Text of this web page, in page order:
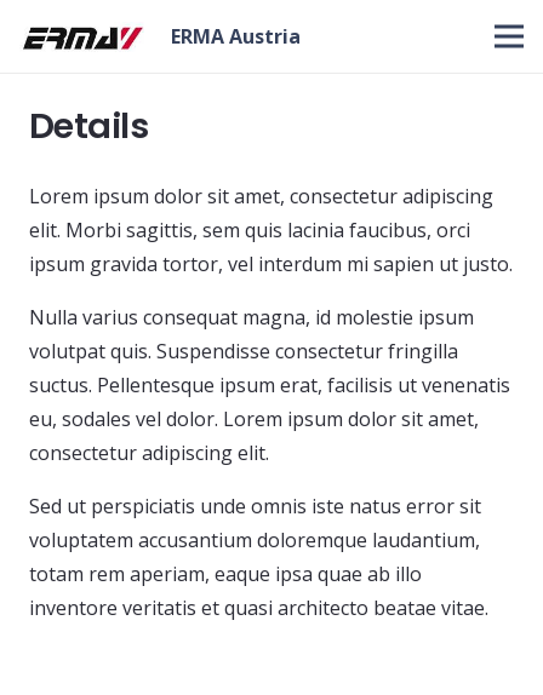
ERMA Austria
Details
Lorem ipsum dolor sit amet, consectetur adipiscing
elit. Morbi sagittis, sem quis lacinia faucibus, orci
ipsum gravida tortor, vel interdum mi sapien ut justo.
Nulla varius consequat magna, id molestie ipsum
volutpat quis. Suspendisse consectetur fringilla
suctus. Pellentesque ipsum erat, facilisis ut venenatis
eu, sodales vel dolor. Lorem ipsum dolor sit amet,
consectetur adipiscing elit.
Sed ut perspiciatis unde omnis iste natus error sit
voluptatem accusantium doloremque laudantium,
totam rem aperiam, eaque ipsa quae ab illo
inventore veritatis et quasi architecto beatae vitae.